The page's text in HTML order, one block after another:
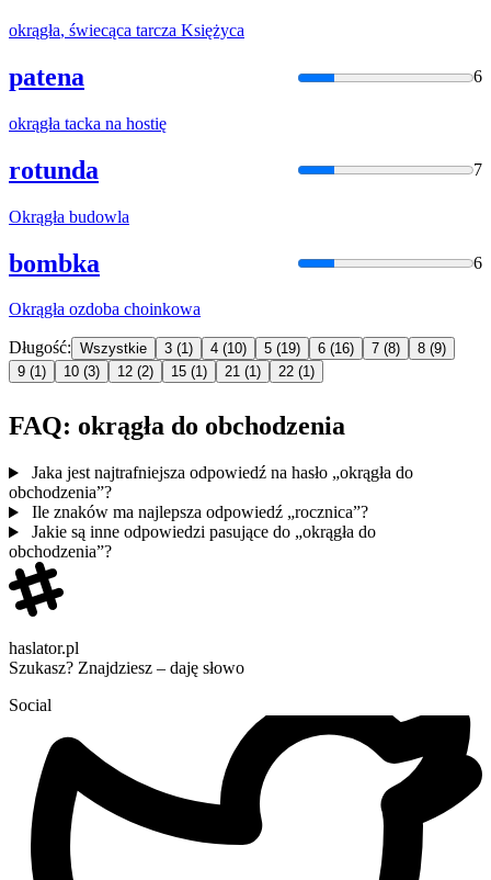
okrągła, świecąca tarcza Księżyca
patena 6
okrągła tacka na hostię
rotunda 7
Okrągła budowla
bombka 6
Okrągła ozdoba choinkowa
Długość: Wszystkie 3 (1) 4 (10) 5 (19) 6 (16) 7 (8) 8 (9)
9 (1) 10 (3) 12 (2) 15 (1) 21 (1) 22 (1)
FAQ: okrągła do obchodzenia
Jaka jest najtrafniejsza odpowiedź na hasło „okrągła do
obchodzenia”?
Ile znaków ma najlepsza odpowiedź „rocznica”?
Jakie są inne odpowiedzi pasujące do „okrągła do
obchodzenia”?
haslator.pl
Szukasz? Znajdziesz – daję słowo
Social